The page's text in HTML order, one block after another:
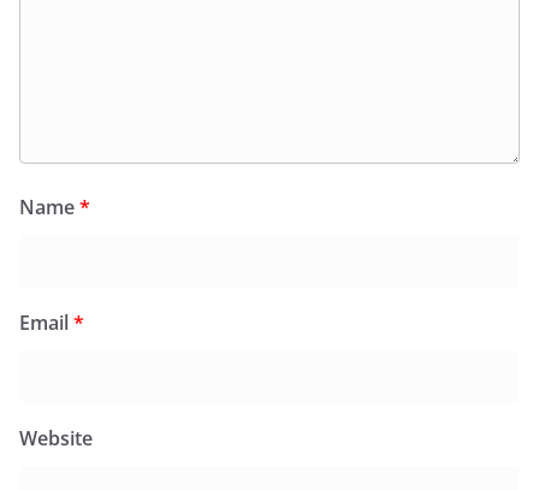
Name*
Email*
Website